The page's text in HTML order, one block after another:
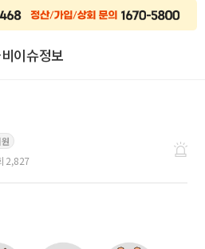
이슈정보
2,827